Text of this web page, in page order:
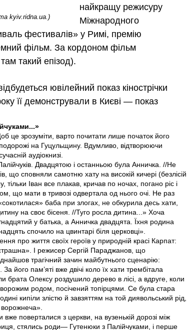
kyiv.ridna.ua.)
найкращу режисуру
Міжнародного
фестивалів» у Римі, премію
фільм. За кордоном фільм
такий епізод).
ювілейний показ кінострічки
її демонстрували в Києві — показ
це зрозуміти, варто почитати лише початок його
на Гуцульщину. Вдумливо, відтворюючи
аудіокнизі.
Двадцятою і останньою була Анничка. //Не
що сповняли самотню хату на високій кичері (безлісій
Іван все плакав, кричав по ночах, погано ріс і
що мати в тривозі одвертала од нього очі. Не раз
баба при злогах, не обкурила десь хати,
на своє бісеня. //Туго росла дитина...» Хоча
у батька, а Анничка двадцята. Їхня родина
спочило на цвинтарі біля церковці».
про життя своїх героїв у природній красі Карпат:
І режисер Сергій Параджанов, що
трагічний зачин майбутнього сценарію:
його пам’яті вже двічі коло їх хати трембітала
брата Олексу роздушило дерево в лісі, а вдруге, коли
ворожим родом, посічений топірцями. Се була стара
кипіли злістю й завзяттям на той диявольський рід,
ворожнеча».
поверталися з церкви, на вузенькій дорозі між
стялись роди— Гутенюки з Палійчуками, і перше